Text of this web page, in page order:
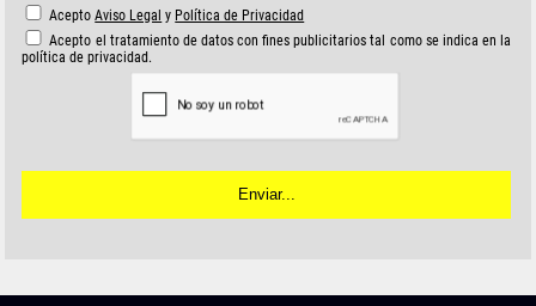
AceptoAviso Legal y Política de Privacidad
Acepto el tratamiento de datos con fines publicitarios tal como se indica en la
política de privacidad.